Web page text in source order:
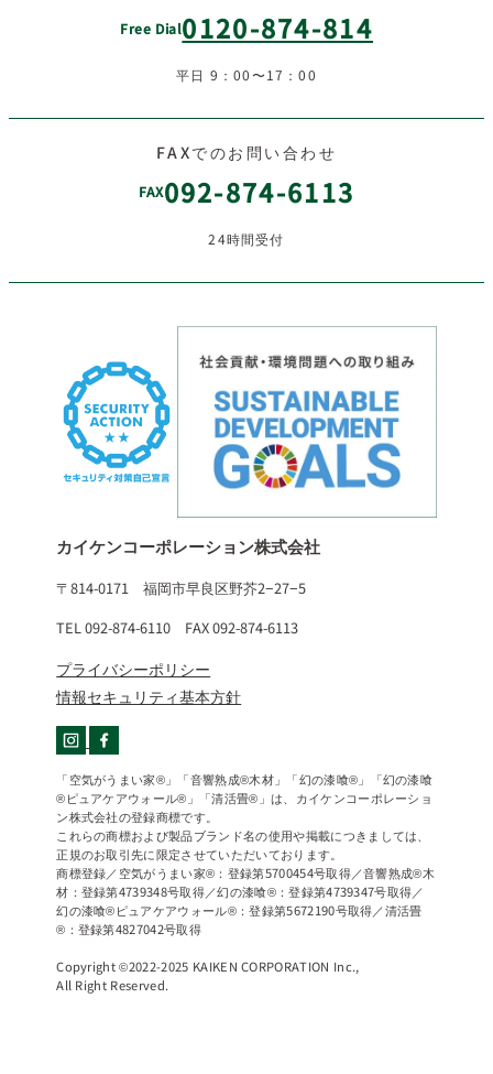
Free Dial0120-874-814
平日 9：00〜17：00
FAXでのお問い合わせ
FAX092-874-6113
24時間受付
カイケンコーポレーション株式会社
〒814-0171 福岡市早良区野芥2−27−5
TEL 092-874-6110 FAX 092-874-6113
プライバシーポリシー
情報セキュリティ基本方針
「空気がうまい家®」「音響熟成®木材」「幻の漆喰®」「幻の漆喰
®ピュアケアウォール®」「清活畳®」は、カイケンコーポレーショ
ン株式会社の登録商標です。
これらの商標および製品ブランド名の使用や掲載につきましては、
正規のお取引先に限定させていただいております。
商標登録／空気がうまい家®：登録第5700454号取得／音響熟成®木
材：登録第4739348号取得／幻の漆喰®：登録第4739347号取得／
幻の漆喰®ピュアケアウォール®：登録第5672190号取得／清活畳
®：登録第4827042号取得
Copyright ©2022-2025 KAIKEN CORPORATION Inc.,
All Right Reserved.